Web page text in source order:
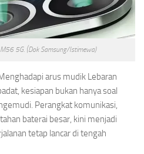
5G. (Dok Samsung/Istimewa)
arus mudik Lebaran
kesiapan bukan hanya soal
Perangkat komunikasi,
baterai besar, kini menjadi
tetap lancar di tengah